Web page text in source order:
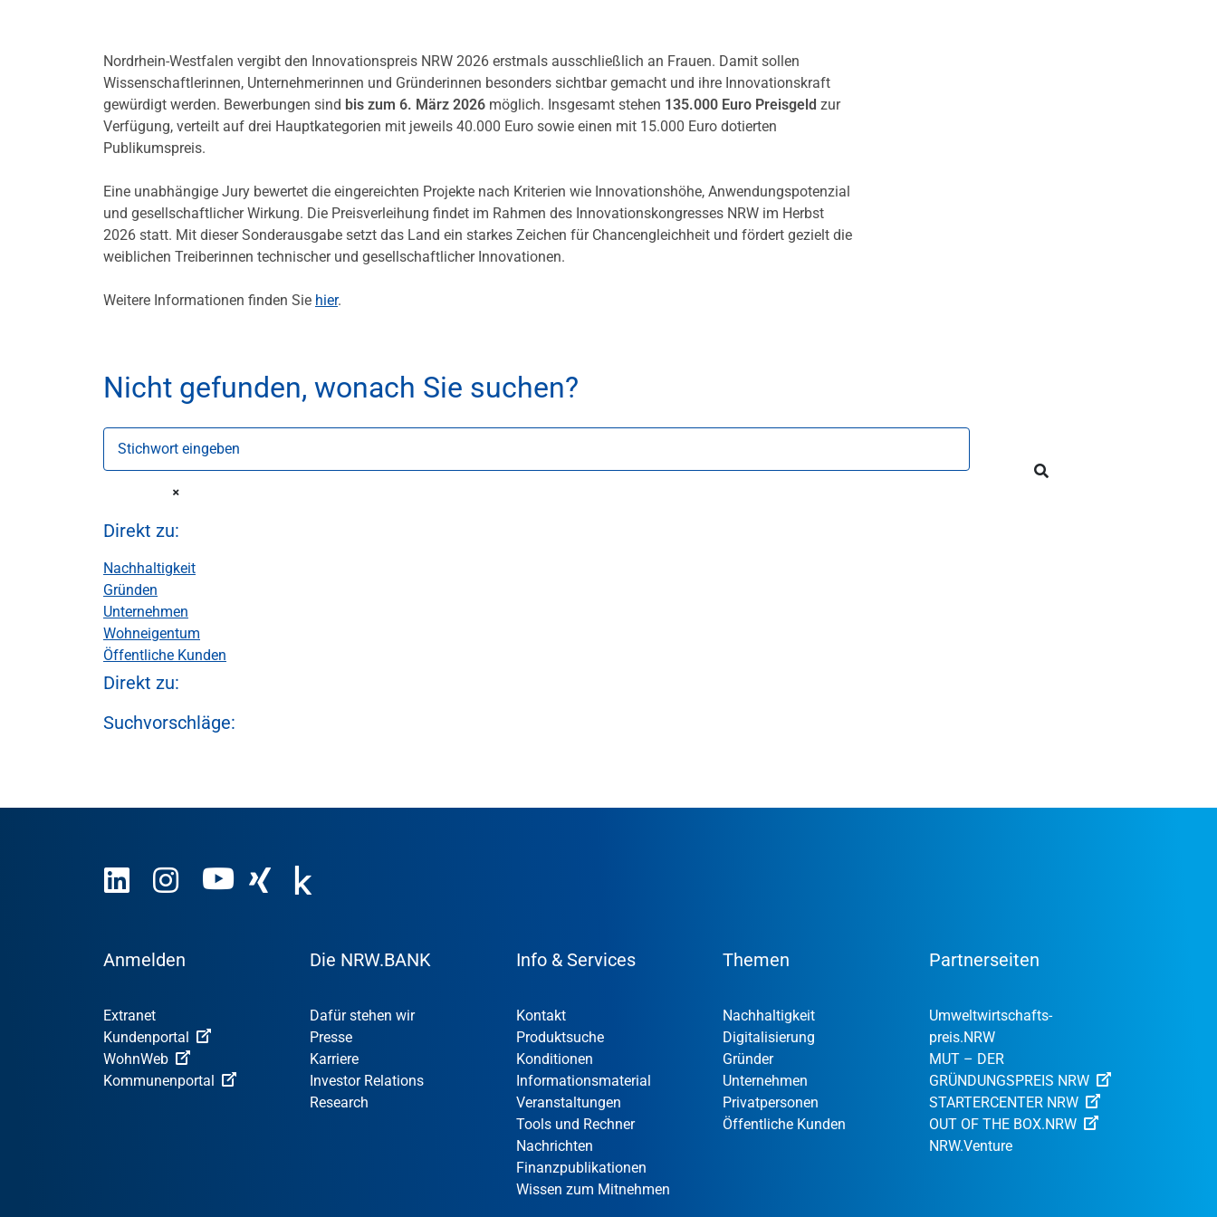
Nordrhein-Westfalen vergibt den Innovationspreis NRW 2026 erstmals ausschließlich an Frauen. Damit sollen
Wissenschaftlerinnen, Unternehmerinnen und Gründerinnen besonders sichtbar gemacht und ihre Innovationskraft
gewürdigt werden. Bewerbungen sind bis zum 6. März 2026 möglich. Insgesamt stehen 135.000 Euro Preisgeld zur
Verfügung, verteilt auf drei Hauptkategorien mit jeweils 40.000 Euro sowie einen mit 15.000 Euro dotierten
Publikumspreis.
Eine unabhängige Jury bewertet die eingereichten Projekte nach Kriterien wie Innovationshöhe, Anwendungspotenzial
und gesellschaftlicher Wirkung. Die Preisverleihung findet im Rahmen des Innovationskongresses NRW im Herbst
2026 statt. Mit dieser Sonderausgabe setzt das Land ein starkes Zeichen für Chancengleichheit und fördert gezielt die
weiblichen Treiberinnen technischer und gesellschaftlicher Innovationen.
Weitere Informationen finden Sie hier.
Nicht gefunden, wonach Sie suchen?
Stichwort eingeben
Direkt zu:
Nachhaltigkeit
Gründen
Unternehmen
Wohneigentum
Öffentliche Kunden
Direkt zu:
Suchvorschläge:
Anmelden
Extranet
Kundenportal
WohnWeb
Kommunenportal
Die NRW.BANK
Dafür stehen wir
Presse
Karriere
Investor Relations
Research
Info & Services
Kontakt
Produktsuche
Konditionen
Informationsmaterial
Veranstaltungen
Tools und Rechner
Nachrichten
Finanzpublikationen
Wissen zum Mitnehmen
Themen
Nachhaltigkeit
Digitalisierung
Gründer
Unternehmen
Privatpersonen
Öffentliche Kunden
Partnerseiten
Umweltwirtschafts­
preis.NRW
MUT – DER
GRÜNDUNGSPREIS NRW
STARTERCENTER NRW
OUT OF THE BOX.NRW
NRW.Venture